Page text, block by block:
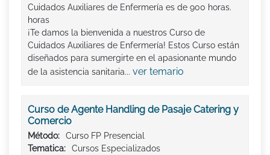
Cuidados Auxiliares de Enfermería es de 900 horas.
horas
¡Te damos la bienvenida a nuestros Curso de
Cuidados Auxiliares de Enfermería! Estos Curso están
diseñados para sumergirte en el apasionante mundo
de la asistencia sanitaria... ver temario
Curso de Agente Handling de Pasaje Catering y
Comercio
Método:
Curso FP Presencial
Tematica:
Cursos Especializados